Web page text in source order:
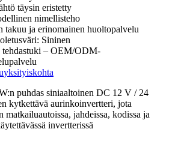
täysin eristetty
nimellisteho
takuu ja erinomainen huoltopalvelu
Sininen
tehdastuki – OEM/ODM-
yksityiskohta